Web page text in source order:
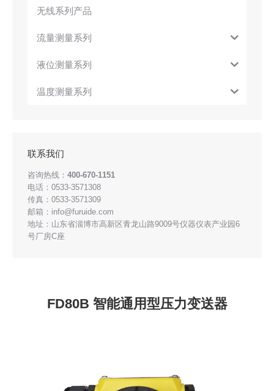
无线系列产品
流量测量系列
液位测量系列
温度测量系列
联系我们
咨询热线： 400-670-1151
电话：0533-3571308
传真：0533-3571309
邮箱：info@furuide.com
地址：山东省淄博市高新区青龙山路9009号仪器仪表产业园6
号厂房C座
FD80B 智能通用型压力变送器